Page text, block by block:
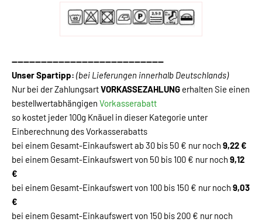
----------------------------------------------------
Unser Spartipp: (bei Lieferungen innerhalb Deutschlands)
Nur bei der ZahlungsartVORKASSEZAHLUNG erhalten Sie einen
bestellwertabhängigen Vorkasserabatt
so kostet jeder 100g Knäuel in dieser Kategorie unter
Einberechnung des Vorkasserabatts
bei einem Gesamt-Einkaufswert ab 30 bis 50 € nur noch 9,22 €
bei einem Gesamt-Einkaufswert von 50 bis 100 € nur noch 9,12
€
bei einem Gesamt-Einkaufswert von 100 bis 150 € nur noch 9,03
€
bei einem Gesamt-Einkaufswert von 150 bis 200 € nur noch